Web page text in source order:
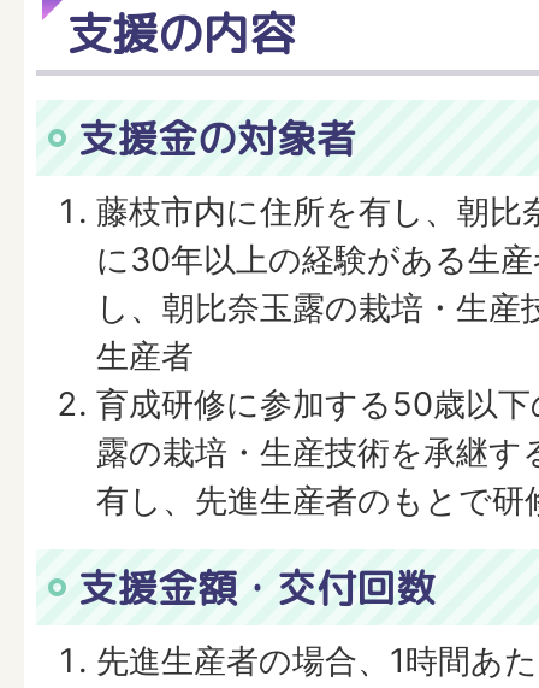
支援の内容
支援金の対象者
藤枝市内に住所を有し、朝比
に30年以上の経験がある生
し、朝比奈玉露の栽培・生産
生産者
育成研修に参加する50歳以
露の栽培・生産技術を承継
有し、先進生産者のもとで研
支援金額・交付回数
先進生産者の場合、1時間あ